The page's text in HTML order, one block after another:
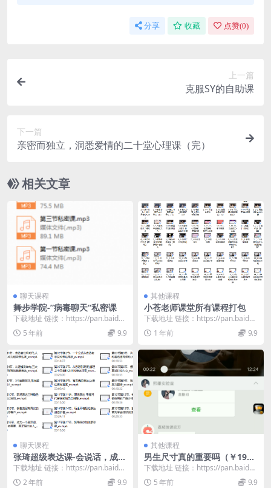
分享 收藏 点赞(0)
上一篇
克服SY的自助课
下一篇
亲密而独立，洞悉爱情的二十堂心理课（完）
相关文章
聊天课程
舞步学院-”病毒聊天“私密课
下载地址 链接：https://pan.baidu.
com/s/19C1gOOg...
5 年前 9.9
其他课程
小苍老师课堂所有课程打包
下载地址 链接：https://pan.baidu.
com/s/1vQ7jXn-...
1 年前 9.9
聊天课程
张琦超级表达课-会说话，成大
事
下载地址 链接：https://pan.baidu.
com/s/1kcEpj2Y...
2 年前 9.9
其他课程
男生尺寸真的重要吗（￥198.
00）
下载地址 链接：https://pan.baidu.
com/s/1PmT3BbH...
5 年前 9.9